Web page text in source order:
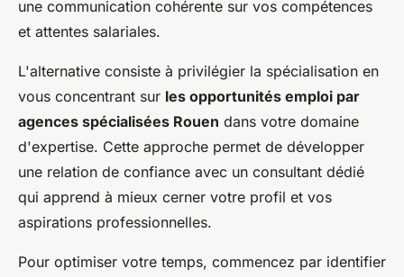
une communication cohérente sur vos compétences
et attentes salariales.
L'alternative consiste à privilégier la spécialisation en
vous concentrant sur les opportunités emploi par
agences spécialisées Rouen dans votre domaine
d'expertise. Cette approche permet de développer
une relation de confiance avec un consultant dédié
qui apprend à mieux cerner votre profil et vos
aspirations professionnelles.
Pour optimiser votre temps, commencez par identifier